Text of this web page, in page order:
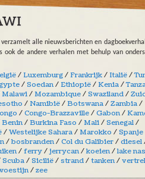
verzamelt alle nieuwsberichten en
ook de andere verhalen met behulp van
/Luxemburg/Frankrijk/Italië/
/Soedan/Ethiopië/Kenia/
Malawi/Mozambique/Swaziland/
/Namibië/Botswana/Zambia/
/Congo-Brazzaville/Gabon/
Benin/Burkina Faso /Mali/Senegal/
/Westelijke Sahara/Marokko /Spanje
/bosbranden/Col du Galibier/diesel
/ferry/jerrycan/koeien/lake
Scuba/Sicilië/strand/tanken/
/zee